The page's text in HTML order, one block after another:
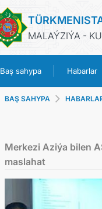
MALAÝZIÝA -
Baş sahypa Habarlar
BAŞ SAHYPA
Merkezi Aziýa bilen
maslahat